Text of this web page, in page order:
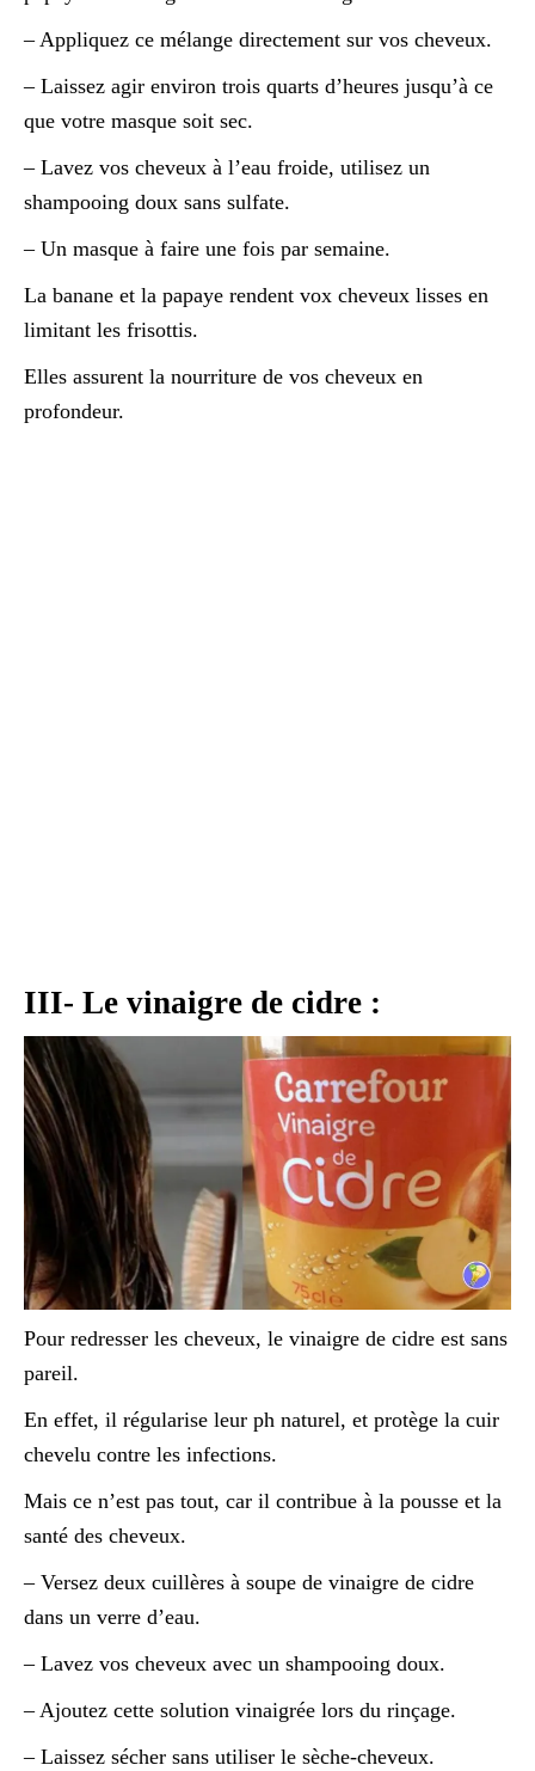
– Appliquez ce mélange directement sur vos cheveux.
– Laissez agir environ trois quarts d’heures jusqu’à ce
que votre masque soit sec.
– Lavez vos cheveux à l’eau froide, utilisez un
shampooing doux sans sulfate.
– Un masque à faire une fois par semaine.
La banane et la papaye rendent vox cheveux lisses en
limitant les frisottis.
Elles assurent la nourriture de vos cheveux en
profondeur.
III- Le vinaigre de cidre :
Pour redresser les cheveux, le vinaigre de cidre est sans
pareil.
En effet, il régularise leur ph naturel, et protège la cuir
chevelu contre les infections.
Mais ce n’est pas tout, car il contribue à la pousse et la
santé des cheveux.
– Versez deux cuillères à soupe de vinaigre de cidre
dans un verre d’eau.
– Lavez vos cheveux avec un shampooing doux.
– Ajoutez cette solution vinaigrée lors du rinçage.
– Laissez sécher sans utiliser le sèche-cheveux.